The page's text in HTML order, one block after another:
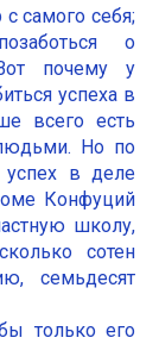
самого себя;
о
почему у
успеха в
всего есть
Но по
в деле
Конфуций
школу,
сотен
семьдесят
только его